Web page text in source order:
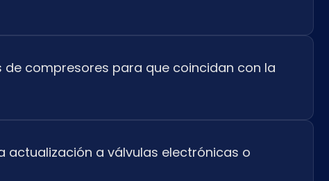
compresores para que coincidan con la
actualización a válvulas electrónicas o